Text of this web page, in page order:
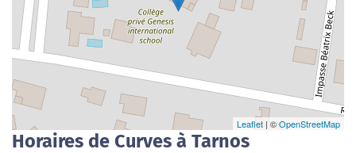
Leaflet | ©OpenStreetMap
Horaires de Curves à Tarnos